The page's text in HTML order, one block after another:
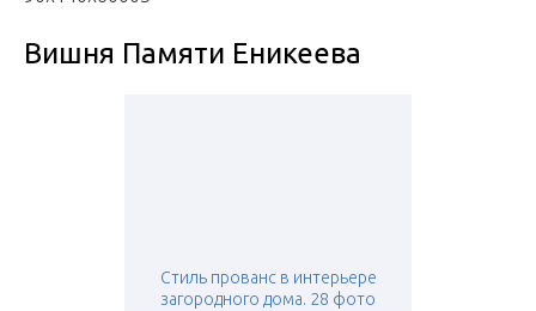
Вишня Памяти Еникеева
Стиль прованс в интерьере
загородного дома. 28 фото